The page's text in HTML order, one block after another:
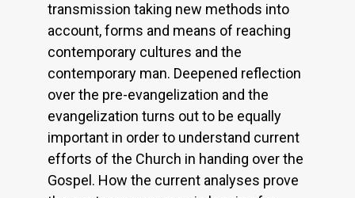
transmission taking new methods into
account, forms and means of reaching
contemporary cultures and the
contemporary man. Deepened reflection
over the pre-evangelization and the
evangelization turns out to be equally
important in order to understand current
efforts of the Church in handing over the
Gospel. How the current analyses prove